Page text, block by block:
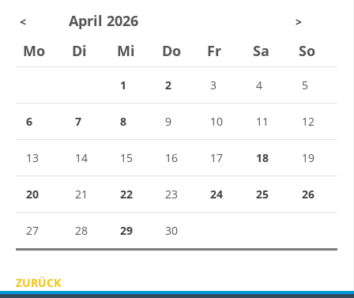
< April 2026 >
Mo Di Mi Do Fr Sa So
1 2 3 4 5
6 7 8 9 10 11 12
13 14 15 16 17 18 19
20 21 22 23 24 25 26
27 28 29 30
ZURÜCK